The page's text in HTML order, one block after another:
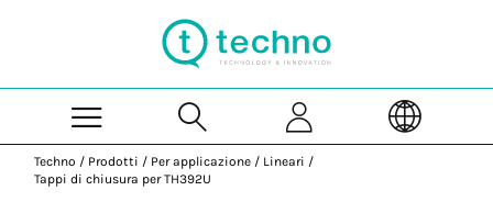
Techno / Prodotti / Per applicazione / Lineari /
Tappi di chiusura per TH392U